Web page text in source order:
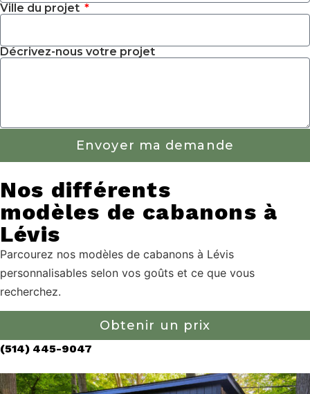
Ville du projet
Décrivez-nous votre projet
Envoyer ma demande
Nos différents
modèles de cabanons à
Lévis
Parcourez nos modèles de cabanons à Lévis
personnalisables selon vos goûts et ce que vous
recherchez.
Obtenir un prix
(514) 445-9047